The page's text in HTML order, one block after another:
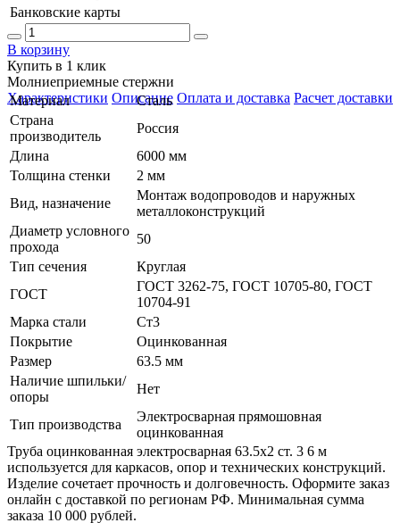
Банковские карты
В корзину
Купить в 1 клик
Молниеприемные стержни
Характеристики Описание Оплата и доставка Расчет доставки
Материал
Сталь
Страна
производитель
Россия
Длина
6000 мм
Толщина стенки
2 мм
Вид, назначение
Монтаж водопроводов и наружных
металлоконструкций
Диаметр условного
прохода
50
Тип сечения
Круглая
ГОСТ
ГОСТ 3262-75, ГОСТ 10705-80, ГОСТ
10704-91
Марка стали
Ст3
Покрытие
Оцинкованная
Размер
63.5 мм
Наличие шпильки/
опоры
Нет
Тип производства
Электросварная прямошовная
оцинкованная
Труба оцинкованная электросварная 63.5х2 ст. 3 6 м
используется для каркасов, опор и технических конструкций.
Изделие сочетает прочность и долговечность. Оформите заказ
онлайн с доставкой по регионам РФ. Минимальная сумма
заказа 10 000 рублей.